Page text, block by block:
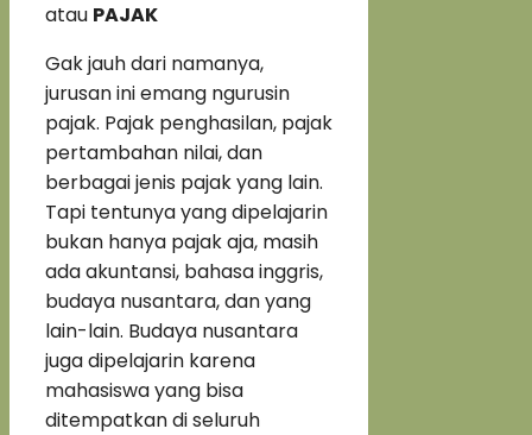
atau PAJAK
Gak jauh dari namanya,
jurusan ini emang ngurusin
pajak. Pajak penghasilan, pajak
pertambahan nilai, dan
berbagai jenis pajak yang lain.
Tapi tentunya yang dipelajarin
bukan hanya pajak aja, masih
ada akuntansi, bahasa inggris,
budaya nusantara, dan yang
lain-lain. Budaya nusantara
juga dipelajarin karena
mahasiswa yang bisa
ditempatkan di seluruh